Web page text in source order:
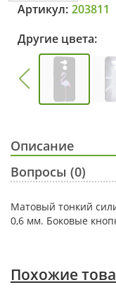
Артикул: 203811
Другие цвета:
Описание
Вопросы (0)
Матовый тонкий
0,6 мм. Боковые
Похожие